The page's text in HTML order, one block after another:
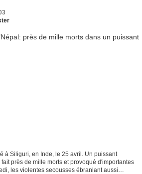
en Inde, le 25 avril. Un puissant
près de mille morts et provoqué d'importantes
les violentes secousses ébranlant aussi